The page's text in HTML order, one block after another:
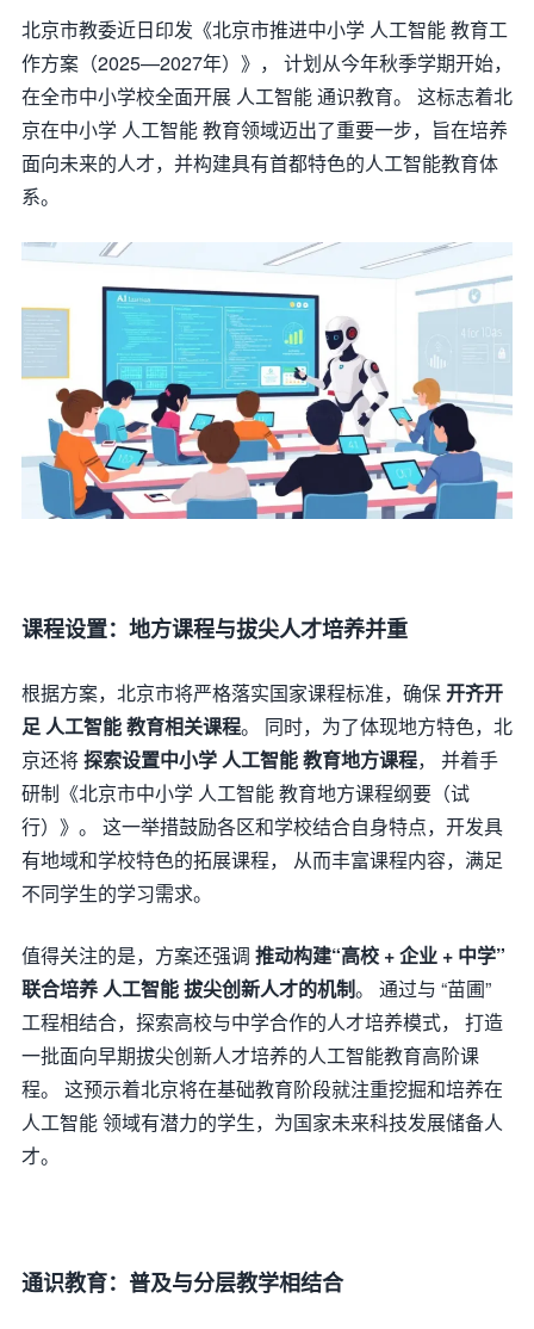
北京市教委近日印发《北京市推进中小学 人工智能 教育工
作方案（2025—2027年）》， 计划从今年秋季学期开始，
在全市中小学校全面开展 人工智能 通识教育。 这标志着北
京在中小学 人工智能 教育领域迈出了重要一步，旨在培养
面向未来的人才，并构建具有首都特色的人工智能教育体
系。
课程设置：地方课程与拔尖人才培养并重
根据方案，北京市将严格落实国家课程标准，确保开齐开
足 人工智能 教育相关课程。 同时，为了体现地方特色，北
京还将探索设置中小学 人工智能 教育地方课程， 并着手
研制《北京市中小学 人工智能 教育地方课程纲要（试
行）》。 这一举措鼓励各区和学校结合自身特点，开发具
有地域和学校特色的拓展课程， 从而丰富课程内容，满足
不同学生的学习需求。
值得关注的是，方案还强调 推动构建“高校 + 企业 + 中学”
联合培养 人工智能 拔尖创新人才的机制。 通过与 “苗圃”
工程相结合，探索高校与中学合作的人才培养模式， 打造
一批面向早期拔尖创新人才培养的人工智能教育高阶课
程。 这预示着北京将在基础教育阶段就注重挖掘和培养在
人工智能 领域有潜力的学生，为国家未来科技发展储备人
才。
通识教育：普及与分层教学相结合